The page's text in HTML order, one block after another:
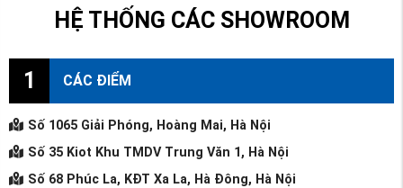
HỆ THỐNG CÁC SHOWROOM
1 CÁC ĐIỂM
Số 1065 Giải Phóng, Hoàng Mai, Hà Nội
Số 35 Kiot Khu TMDV Trung Văn 1, Hà Nội
Số 68 Phúc La, KĐT Xa La, Hà Đông, Hà Nội